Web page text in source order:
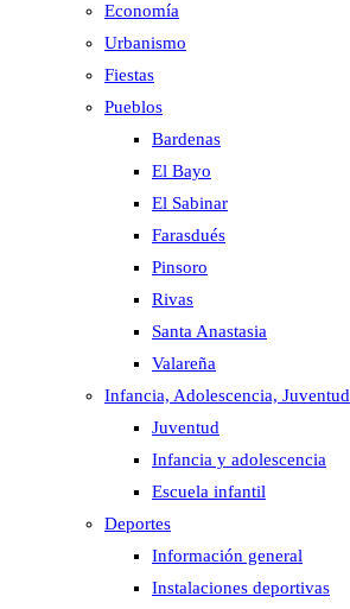
Economía
Urbanismo
Fiestas
Pueblos
Bardenas
El Bayo
El Sabinar
Farasdués
Pinsoro
Rivas
Santa Anastasia
Valareña
Infancia, Adolescencia, Juventud
Juventud
Infancia y adolescencia
Escuela infantil
Deportes
Información general
Instalaciones deportivas